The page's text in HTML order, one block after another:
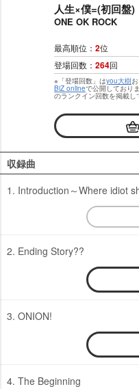
人生×僕=(初回盤)
ONE OK ROCK
最高順位： 2位
登場回数： 264回
※「登場回数」はyou大樹
BiZ onlineで公開しており
のランクイン回数を掲載し
収録曲
1. Introduction～Where idiot
2. Ending Story??
3. ONION!
4. The Beginning